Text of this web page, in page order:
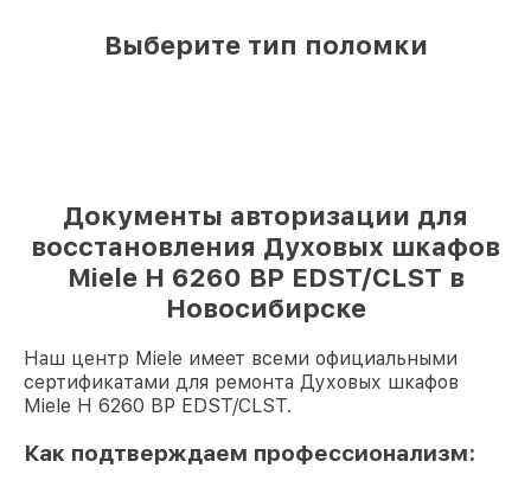
Выберите тип поломки
Документы авторизации для
восстановления Духовых шкафов
Miele H 6260 BP EDST/CLST в
Новосибирске
Наш центр Miele имеет всеми официальными
сертификатами для ремонта Духовых шкафов
Miele H 6260 BP EDST/CLST.
Как подтверждаем профессионализм: